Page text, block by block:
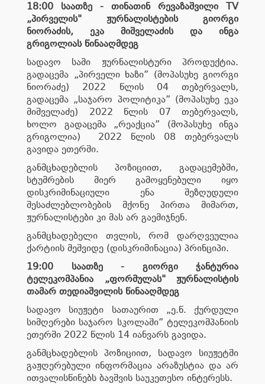
18:00 საათზე - თინათინ რევაზაშვილი TV
„პირველის" ჟურნალისტების გიორგი
ნიორაძის, ეკა მიშველაძის და ინგა
გრიგოლიას წინააღმდეგ
სადავო სამი ჟურნალისტური პროდუქტია.
გადაცემა „პირველი ხაზი” (მოპასუხე გიორგი
ნიორაძე) 2022 წლის 04 თებერვალს,
გადაცემა „საჯარო პოლიტიკა” (მოპასუხე ეკა
მიშველაძე) 2022 წლის 07 თებერვალს,
ხოლო გადაცემა „რეაქცია” (მოპასუხე ინგა
გრიგოლია) 2022 წლის 08 თებერვალს
გავიდა ეთერში.
განმცხადებლის პოზიციით, გადაცემებში,
სტუმრების მიერ გამოყენებული იყო
დისკრიმინაციული ენა შეზღუდული
შესაძლებლობების მქონე პირთა მიმართ,
ჟურნალისტები კი მას არ გაემიჯნენ.
განმცხადებელი თვლის, რომ დარღვეულია
ქარტიის მეშვიდე (დისკრიმინაცია) პრინციპი.
19:00 საათზე - გიორგი ჭანტურია
ტელეკომპანია „ფორმულას" ჟურნალისტის
თამარ თედიაშვილის წინააღმდეგ
სადავო სიუჟეტი სათაურით „ე.წ. ქურდული
სიმღერები საჯარო სკოლაში” ტელეკომპანიის
ეთერში 2022 წლის 14 იანვარს გავიდა.
განმცხადებლის პოზიციით, სადავო სიუჟეტში
გაჟღერებული ინფორმაცია არაზუსტია და არ
ითვალისწინებს ბავშვის საუკეთესო ინტერესს.